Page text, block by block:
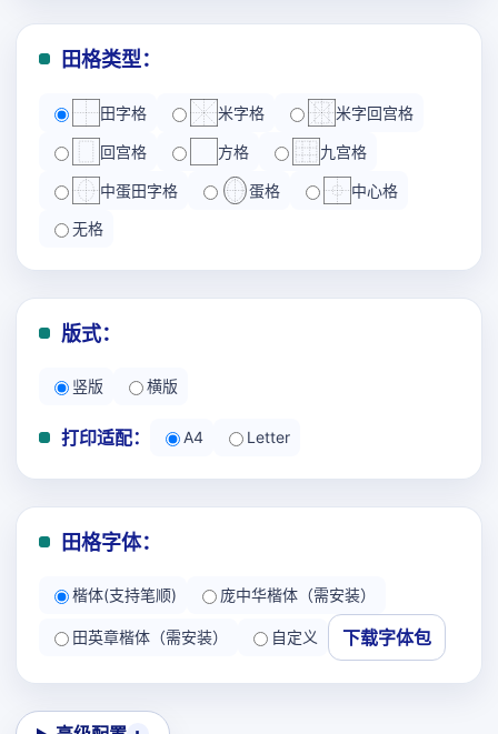
田格类型：
田字格 米字格 米字回宫格
回宫格 方格 九宫格
中蛋田字格 蛋格 中心格
无格
版式：
竖版 横版
打印适配： A4 Letter
田格字体：
楷体(支持笔顺) 庞中华楷体（需安装）
田英章楷体（需安装） 自定义 下载字体包